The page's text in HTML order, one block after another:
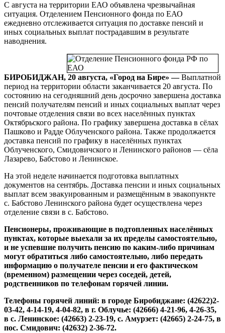
С августа на территории ЕАО объявлена чрезвычайная
ситуация. Отделением Пенсионного фонда по ЕАО
ежедневно отслеживается ситуация по доставке пенсий и
иных социальных выплат пострадавшим в результате
наводнения.
БИРОБИДЖАН, 20 августа, «Город на Бире» —Выплатной
период на территории области заканчивается 20 августа. По
состоянию на сегодняшний день досрочно завершена доставка
пенсий получателям пенсий и иных социальных выплат через
почтовые отделения связи во всех населённых пунктах
Октябрьского района. По графику завершена доставка в сёлах
Пашково и Радде Облученского района. Также продолжается
доставка пенсий по графику в населённых пунктах
Облученского, Смидовичского и Ленинского районов — сёла
Лазарево, Бабстово и Ленинское.
На этой неделе начинается подготовка выплатных
документов на сентябрь. Доставка пенсии и иных социальных
выплат всем эвакуированным и размещённым в эвакопункте
с. Бабстово Ленинского района будет осуществлена через
отделение связи в с. Бабстово.
Пенсионеры, проживающие в подтопленных населённых
пунктах, которые выехали за их пределы самостоятельно,
и не успевшие получить пенсию по каким-либо причинам
могут обратиться либо самостоятельно, либо передать
информацию о получателе пенсии и его фактическом
(временном) размещении через соседей, детей,
родственников по телефонам горячей линии.
Телефоны горячей линий: в городе Биробиджане: (42622)2-
03-42, 4-14-19, 4-04-82, в г. Облучье: (42666) 4-21-96, 4-26-35,
в с. Ленинское: (42663) 2-23-19, с. Амурзет: (42665) 2-24-75, в
пос. Смидович: (42632) 2-36-72.